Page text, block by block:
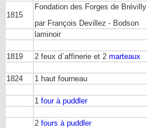
1815
Fondation des Forges de Brévilly
par François Devillez - Bodson
laminoir
1819 2 feux d´affinerie et 2 marteaux
1824 1 haut fourneau
1 four à puddler
2 fours à puddler